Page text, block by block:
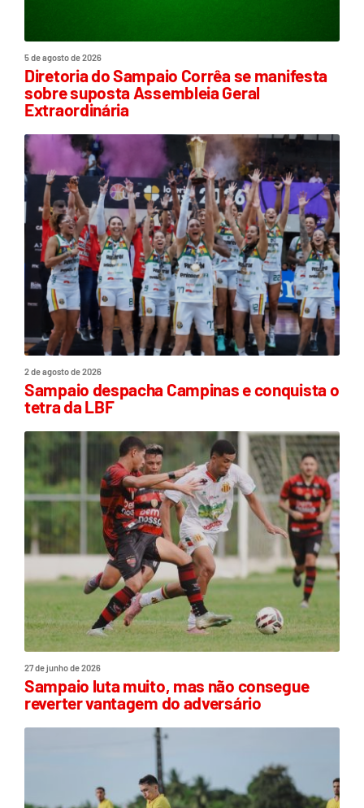
5 de agosto de 2026
Diretoria do Sampaio Corrêa se manifesta
sobre suposta Assembleia Geral
Extraordinária
2 de agosto de 2026
Sampaio despacha Campinas e conquista o
tetra da LBF
27 de junho de 2026
Sampaio luta muito, mas não consegue
reverter vantagem do adversário